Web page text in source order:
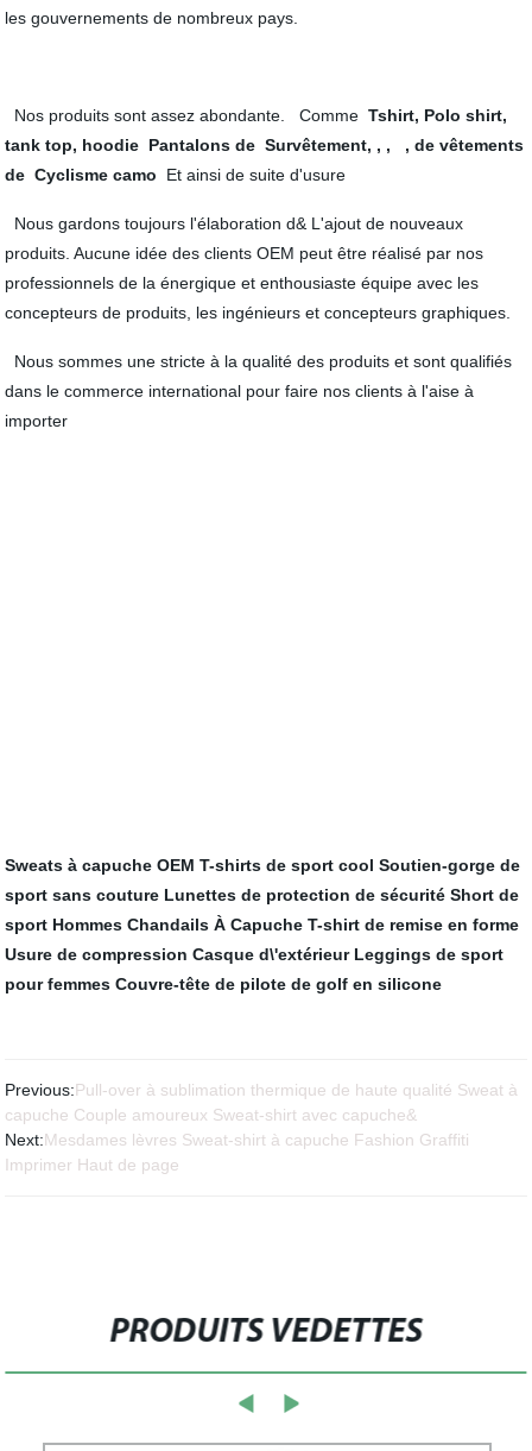
les gouvernements de nombreux pays.
Nos produits sont assez abondante. Comme Tshirt, Polo shirt,
tank top, hoodie Pantalons de Survêtement, , , , de vêtements
de Cyclisme camo Et ainsi de suite d'usure
Nous gardons toujours l'élaboration d& L'ajout de nouveaux
produits. Aucune idée des clients OEM peut être réalisé par nos
professionnels de la énergique et enthousiaste équipe avec les
concepteurs de produits, les ingénieurs et concepteurs graphiques.
Nous sommes une stricte à la qualité des produits et sont qualifiés
dans le commerce international pour faire nos clients à l'aise à
importer
Sweats à capuche OEM T-shirts de sport cool Soutien-gorge de
sport sans couture Lunettes de protection de sécurité Short de
sport Hommes Chandails À Capuche T-shirt de remise en forme
Usure de compression Casque d\'extérieur Leggings de sport
pour femmes Couvre-tête de pilote de golf en silicone
Previous:Pull-over à sublimation thermique de haute qualité Sweat à
capuche Couple amoureux Sweat-shirt avec capuche&
Next:Mesdames lèvres Sweat-shirt à capuche Fashion Graffiti
Imprimer Haut de page
PRODUITS VEDETTES